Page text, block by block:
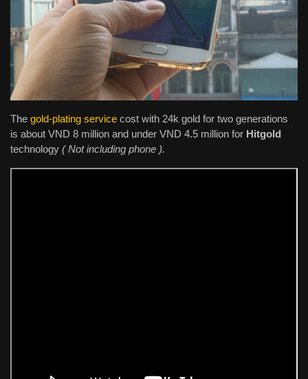
The gold-plating service cost with 24k gold for two generations
is about VND 8 million and under VND 4.5 million for Hitgold
technology ( Not including phone ).